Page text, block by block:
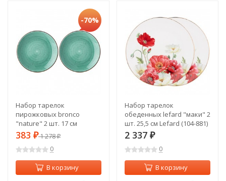
-70%
Набор тарелок
пирожковых bronco
"nature" 2 шт. 17 см
мятный Bronco (263-1118)
383 ₽1 278₽
0
В корзину
Набор тарелок
обеденных lefard "маки" 2
шт. 25,5 см Lefard (104-881)
2 337 ₽
0
В корзину